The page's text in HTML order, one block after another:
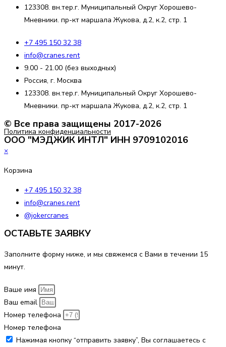
123308. вн.тер.г. Муниципальный Округ Хорошево-
Мневники. пр-кт маршала Жукова, д.2, к.2, стр. 1
+7 495 150 32 38
info@cranes.rent
9.00 - 21.00 (без выходных)
Россия, г. Москва
123308. вн.тер.г. Муниципальный Округ Хорошево-
Мневники. пр-кт маршала Жукова, д.2, к.2, стр. 1
© Все права защищены 2017-2026
Политика конфиденциальности
ООО "МЭДЖИК ИНТЛ" ИНН 9709102016
×
Корзина
+7 495 150 32 38
info@cranes.rent
@jokercranes
ОСТАВЬТЕ ЗАЯВКУ
Заполните форму ниже, и мы свяжемся с Вами в течении 15
минут.
Ваше имя
Ваш email
Номер телефона
Номер телефона
Нажимая кнопку “отправить заявку”, Вы соглашаетесь с